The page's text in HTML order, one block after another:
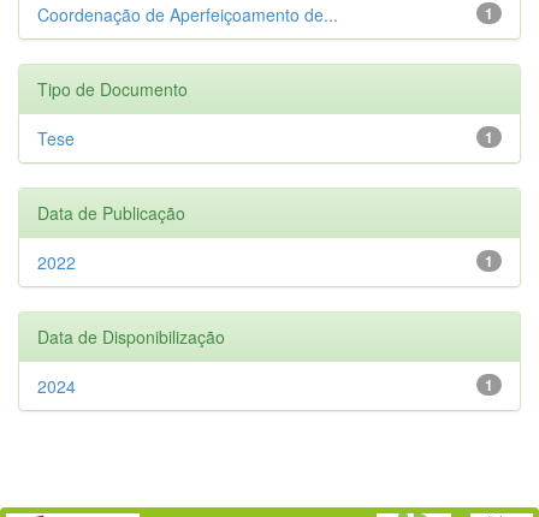
1
Coordenação de Aperfeiçoamento de...
Tipo de Documento
1
Tese
Data de Publicação
1
2022
Data de Disponibilização
1
2024